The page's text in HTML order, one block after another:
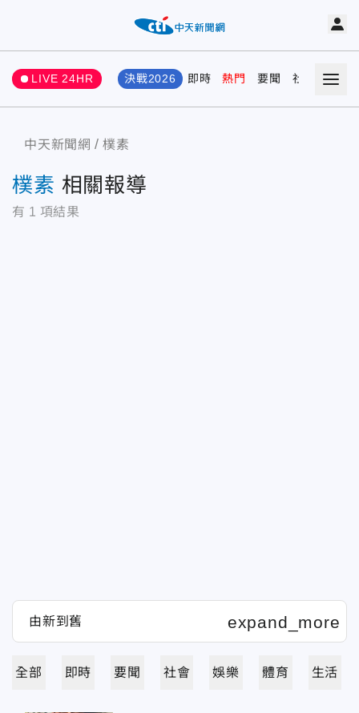
LIVE 24HR 決戰2026 即時 熱門 要聞 社會 娛樂
中天新聞網 樸素
樸素 相關報導
有 1 項結果
全部 即時 要聞 社會 娛樂 體育 生活